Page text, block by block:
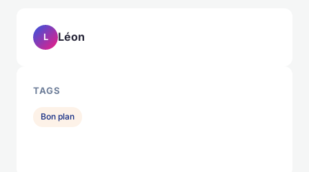
L Léon
TAGS
Bon plan